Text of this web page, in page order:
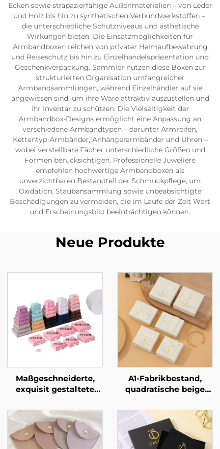
Ecken sowie strapazierfähige Außenmaterialien – von Leder
und Holz bis hin zu synthetischen Verbundwerkstoffen –,
die unterschiedliche Schutzniveaus und ästhetische
Wirkungen bieten. Die Einsatzmöglichkeiten für
Armbandboxen reichen von privater Heimaufbewahrung
und Reiseschutz bis hin zu Einzelhandelspräsentation und
Geschenkverpackung. Sammler nutzen diese Boxen zur
strukturierten Organisation umfangreicher
Armbandsammlungen, während Einzelhändler auf sie
angewiesen sind, um ihre Ware attraktiv auszustellen und
ihr Inventar zu schützen. Die Vielseitigkeit der
Armbandbox-Designs ermöglicht eine Anpassung an
verschiedene Armbandtypen – darunter Armreifen,
Kettentyp-Armbänder, Anhängerarmbänder und Uhren –
wobei verstellbare Fächer unterschiedliche Größen und
Formen berücksichtigen. Professionelle Juweliere
empfehlen hochwertige Armbandboxen als
unverzichtbaren Bestandteil der Schmuckpflege, um
Oxidation, Staubansammlung sowie unbeabsichtigte
Beschädigungen zu vermeiden, die im Laufe der Zeit Wert
und Erscheinungsbild beeinträchtigen können.
Neue Produkte
Maßgeschneiderte,
exquisit gestaltete
mit Signatur-Design –
starre
Kartonverpackung für
Schmuckornamente,
A1-Fabrikbestand,
quadratische beige
für Ringe, Ohrringe,
Halsketten und
Armbänder,